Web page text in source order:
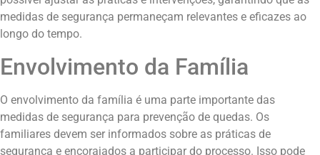
medidas de segurança permaneçam relevantes e eficazes ao
longo do tempo.
Envolvimento da Família
O envolvimento da família é uma parte importante das
medidas de segurança para prevenção de quedas. Os
familiares devem ser informados sobre as práticas de
segurança e encorajados a participar do processo. Isso pode